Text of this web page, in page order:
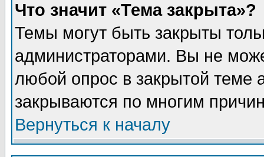
Что значит «Тема закрыта»?
Темы могут быть закрыты
администраторами. Вы не
любой опрос в закрытой теме
закрываются по многим
Вернуться к началу